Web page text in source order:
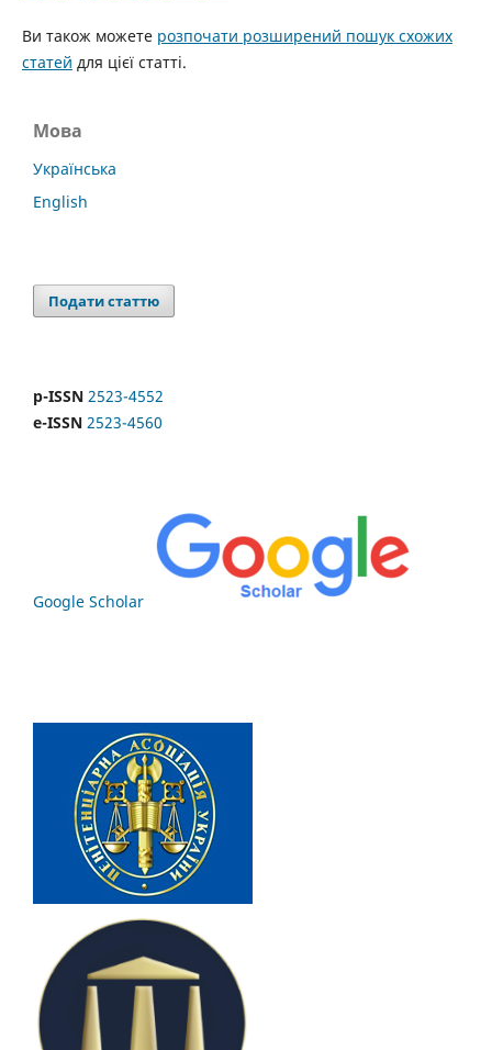
Ви також можете розпочати розширений пошук схожих
статей для цієї статті.
Мова
Українська
English
Подати статтю
p-ISSN 2523-4552
e-ISSN 2523-4560
Google Scholar